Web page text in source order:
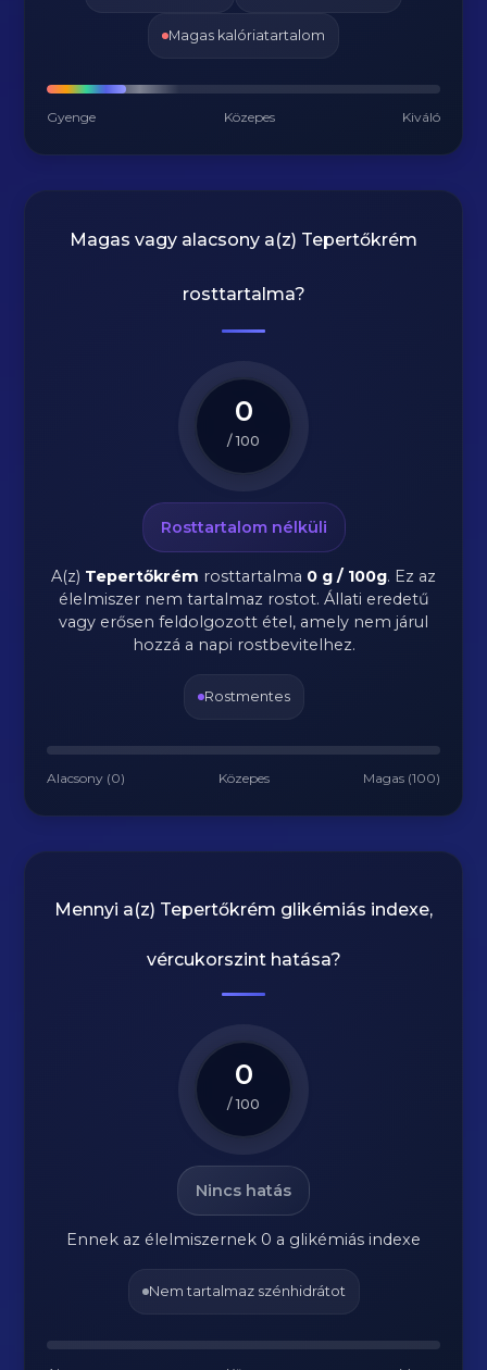
Magas kalóriatartalom
Gyenge Közepes Kiváló
Magas vagy alacsony a(z) Tepertőkrém
rosttartalma?
0
/ 100
Rosttartalom nélküli
A(z) Tepertőkrém rosttartalma 0 g / 100g. Ez az
élelmiszer nem tartalmaz rostot. Állati eredetű
vagy erősen feldolgozott étel, amely nem járul
hozzá a napi rostbevitelhez.
Rostmentes
Alacsony (0) Közepes Magas (100)
Mennyi a(z) Tepertőkrém glikémiás indexe,
vércukorszint hatása?
0
/ 100
Nincs hatás
Ennek az élelmiszernek 0 a glikémiás indexe
Nem tartalmaz szénhidrátot